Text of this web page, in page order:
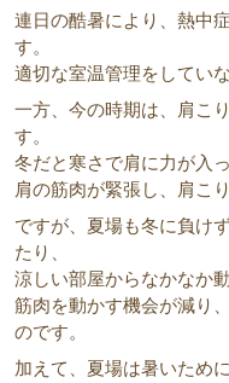
連日の酷暑により、熱中
す。
適切な室温管理をしてい
一方、今の時期は、肩こ
す。
冬だと寒さで肩に力が入
肩の筋肉が緊張し、肩こ
ですが、夏場も冬に負け
たり、
涼しい部屋からなかなか
筋肉を動かす機会が減り
のです。
加えて、夏場は暑いため